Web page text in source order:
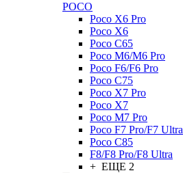
POCO
Poco X6 Pro
Poco X6
Poco C65
Poco M6/M6 Pro
Poco F6/F6 Pro
Poco C75
Poco X7 Pro
Poco X7
Poco M7 Pro
Poco F7 Pro/F7 Ultra
Poco C85
F8/F8 Pro/F8 Ultra
+ ЕЩЕ 2